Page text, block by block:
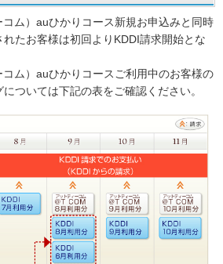
ム）auひかりコース新規お申込みと同時
たお客様は初回よりKDDI請求開始とな
ム）auひかりコースご利用中のお客様の
ついては下記の表をご確認ください。